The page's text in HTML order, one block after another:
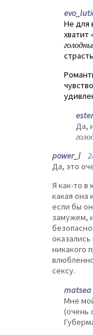
Не для
хватит
Да,
power_l
Да, это
Я как-то в
какая она
если бы
замужем,
никакого
сексу.
matsea
Мне
(очень